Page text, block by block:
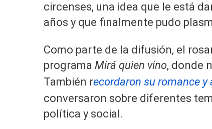
circenses, una idea que le está
años y que finalmente pudo
Como parte de la difusión, el
programa Mirá quien vino, donde
También recordaron su romance
conversaron sobre diferentes
política y social.